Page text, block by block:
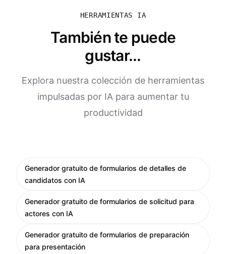
HERRAMIENTAS IA
También te puede
gustar...
Explora nuestra colección de herramientas
impulsadas por IA para aumentar tu
productividad
Generador gratuito de formularios de detalles de
candidatos con IA
Generador gratuito de formularios de solicitud para
actores con IA
Generador gratuito de formularios de preparación
para presentación